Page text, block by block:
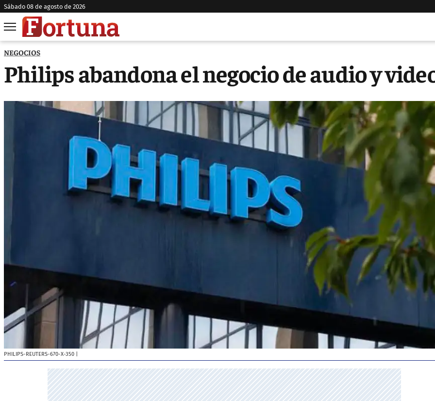
sábado 08 de agosto de 2026
NEGOCIOS
Philips abandona el negocio de audio y
PHILIPS-REUTERS-670-X-350